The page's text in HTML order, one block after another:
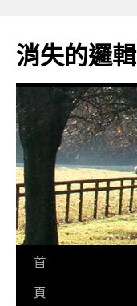
主
要
消失的邏輯
首
頁